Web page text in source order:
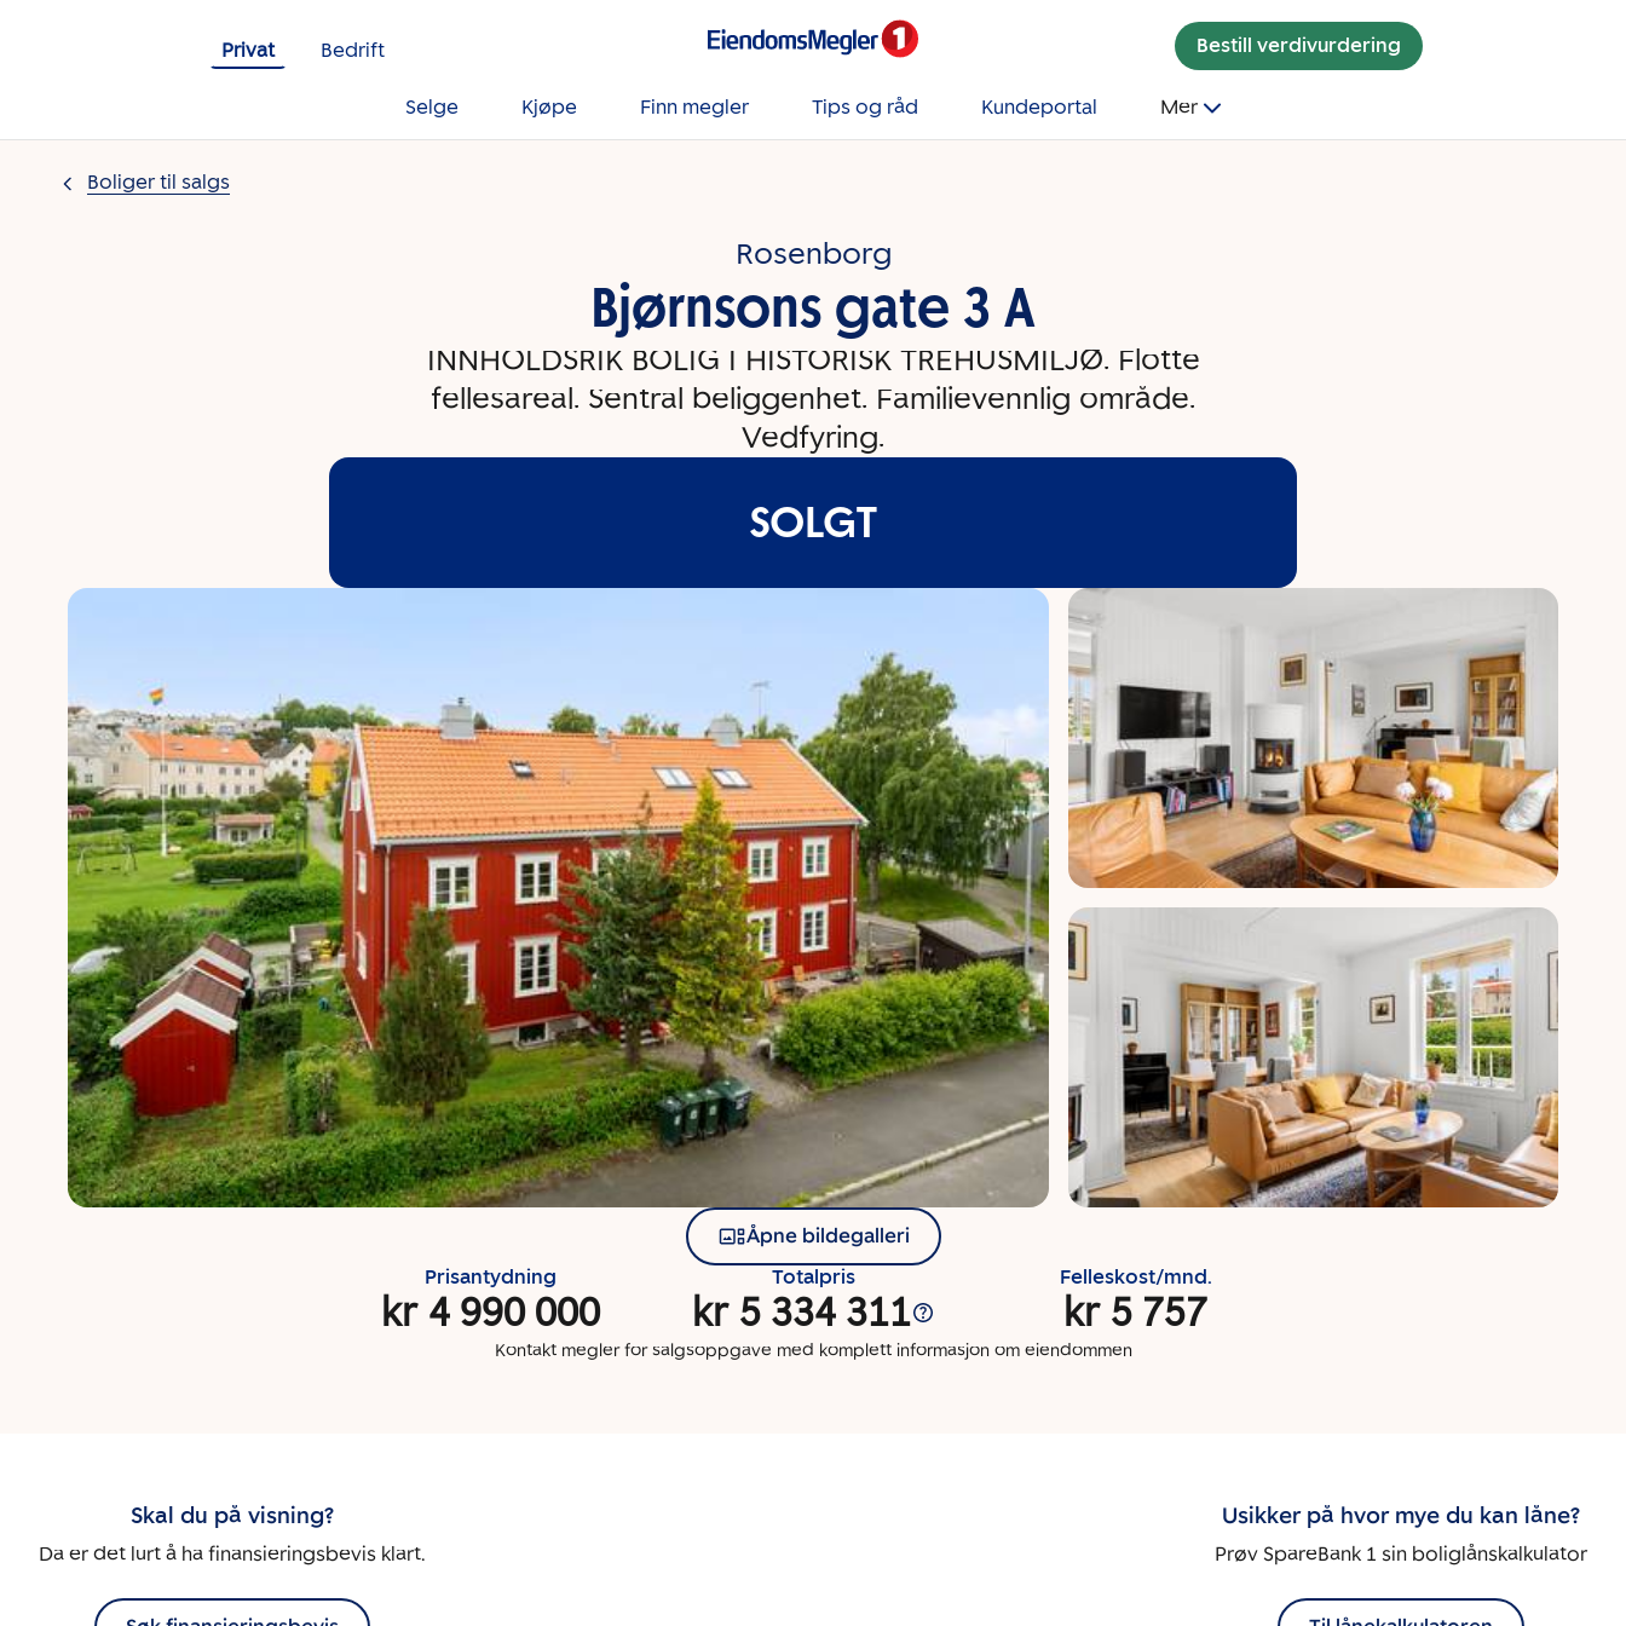
Privat
Bedrift Bestill verdivurdering
Selge Kjøpe Finn megler Tips og råd Kundeportal Mer
Boliger til salgs
Rosenborg
Bjørnsons gate 3 A
INNHOLDSRIK BOLIG I HISTORISK TREHUSMILJØ. Flotte
fellesareal. Sentral beliggenhet. Familievennlig område.
Vedfyring.
SOLGT
Åpne bildegalleri
Prisantydning
kr 4 990 000
Totalpris
kr 5 334 311
Felleskost/mnd.
kr 5 757
Kontakt megler for salgsoppgave med komplett informasjon om eiendommen
Skal du på visning?
Da er det lurt å ha finansieringsbevis klart.
Usikker på hvor mye du kan låne?
Prøv SpareBank 1 sin boliglånskalkulator